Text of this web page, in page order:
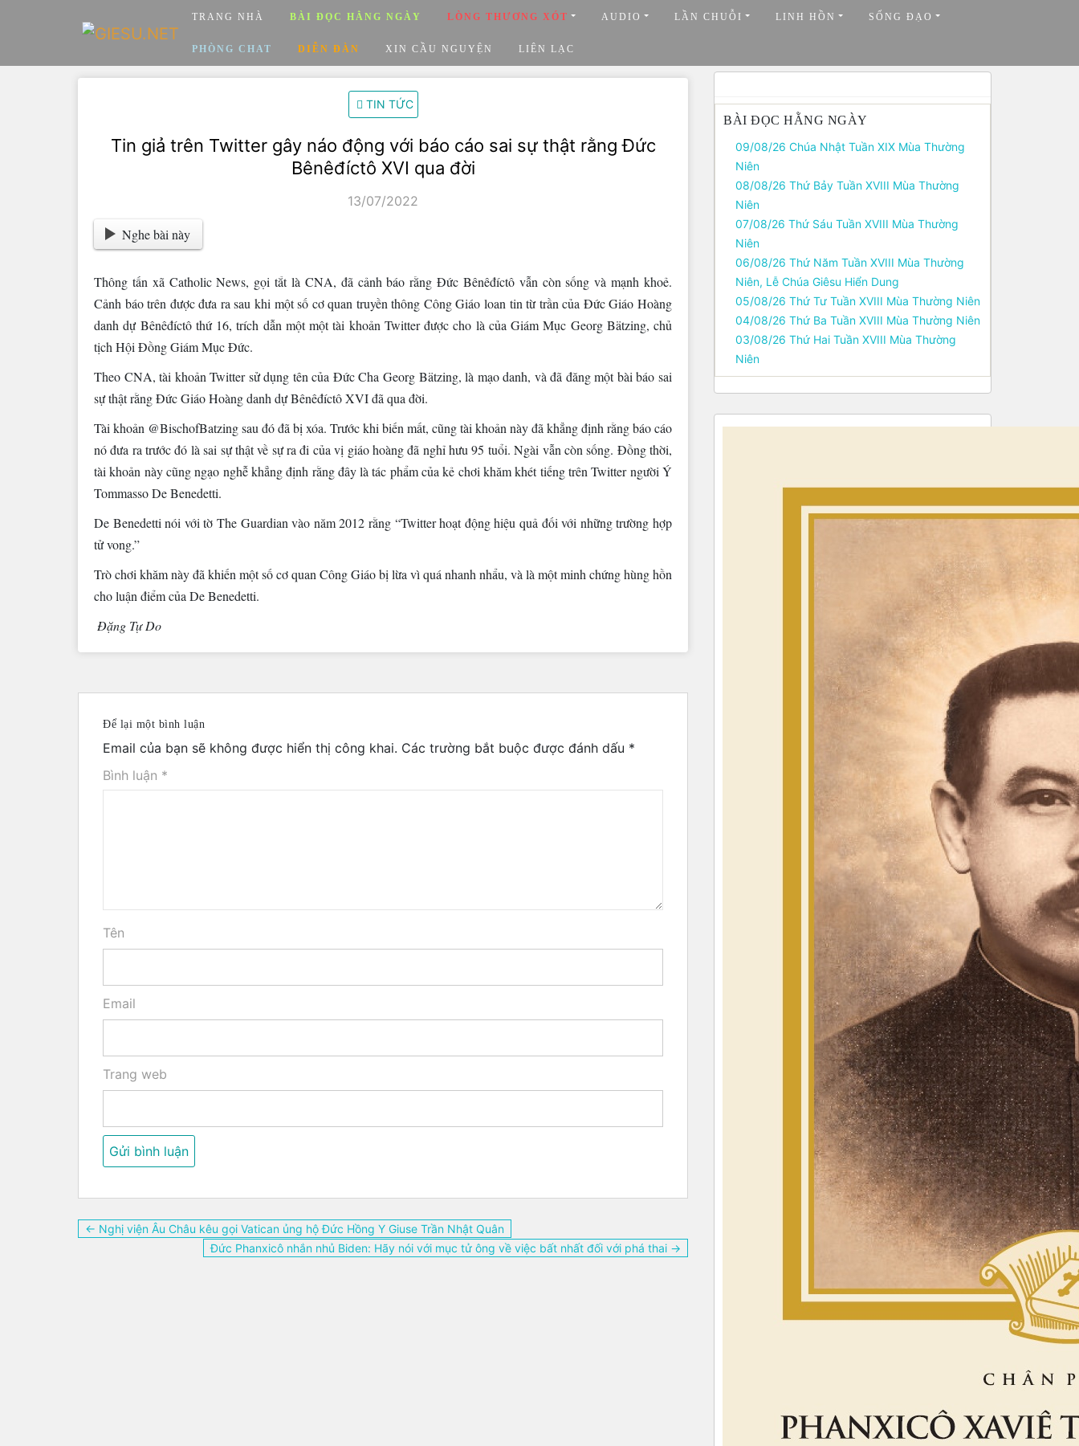
TRANG NHÀ BÀI ĐỌC HẰNG NGÀY LÒNG THƯƠNG XÓT AUDIO LẦN CHUỖI LINH HỒN SỐNG ĐẠO
PHÒNG CHAT DIỄN ĐÀN XIN CẦU NGUYỆN LIÊN LẠC
TIN TỨC
Tin giả trên Twitter gây náo động với báo cáo sai sự thật rằng Đức
Bênêđíctô XVI qua đời
13/07/2022
Nghe bài này
Thông tấn xã Catholic News, gọi tắt là CNA, đã cảnh báo rằng Đức Bênêđíctô vẫn còn sống và mạnh khoẻ.
Cảnh báo trên được đưa ra sau khi một số cơ quan truyền thông Công Giáo loan tin từ trần của Đức Giáo Hoàng
danh dự Bênêđíctô thứ 16, trích dẫn một một tài khoản Twitter được cho là của Giám Mục Georg Bätzing, chủ
tịch Hội Đồng Giám Mục Đức.
Theo CNA, tài khoản Twitter sử dụng tên của Đức Cha Georg Bätzing, là mạo danh, và đã đăng một bài báo sai
sự thật rằng Đức Giáo Hoàng danh dự Bênêđíctô XVI đã qua đời.
Tài khoản @BischofBatzing sau đó đã bị xóa. Trước khi biến mất, cũng tài khoản này đã khẳng định rằng báo cáo
nó đưa ra trước đó là sai sự thật về sự ra đi của vị giáo hoàng đã nghỉ hưu 95 tuổi. Ngài vẫn còn sống. Đồng thời,
tài khoản này cũng ngạo nghễ khẳng định rằng đây là tác phẩm của kẻ chơi khăm khét tiếng trên Twitter người Ý
Tommasso De Benedetti.
De Benedetti nói với tờ The Guardian vào năm 2012 rằng “Twitter hoạt động hiệu quả đối với những trường hợp
tử vong.”
Trò chơi khăm này đã khiến một số cơ quan Công Giáo bị lừa vì quá nhanh nhẩu, và là một minh chứng hùng hồn
cho luận điểm của De Benedetti.
Đặng Tự Do
Để lại một bình luận
Email của bạn sẽ không được hiển thị công khai. Các trường bắt buộc được đánh dấu *
Bình luận *
Tên
Email
Trang web
Điều
hướng
← Nghị viện Âu Châu kêu gọi Vatican ủng hộ Đức Hồng Y Giuse Trần Nhật Quân
Đức Phanxicô nhắn nhủ Biden: Hãy nói với mục tử ông về việc bất nhất đối với phá thai →
BÀI ĐỌC HẰNG NGÀY
09/08/26 Chúa Nhật Tuần XIX Mùa Thường
Niên
08/08/26 Thứ Bảy Tuần XVIII Mùa Thường
Niên
07/08/26 Thứ Sáu Tuần XVIII Mùa Thường
Niên
06/08/26 Thứ Năm Tuần XVIII Mùa Thường
Niên, Lễ Chúa Giêsu Hiển Dung
05/08/26 Thứ Tư Tuần XVIII Mùa Thường Niên
04/08/26 Thứ Ba Tuần XVIII Mùa Thường Niên
03/08/26 Thứ Hai Tuần XVIII Mùa Thường
Niên